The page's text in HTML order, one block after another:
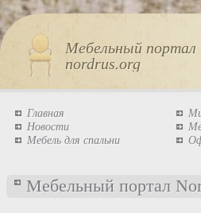
Мебельный портал
nordrus.org
Главная
Новости
Мебель для спальни
Мебельный портал